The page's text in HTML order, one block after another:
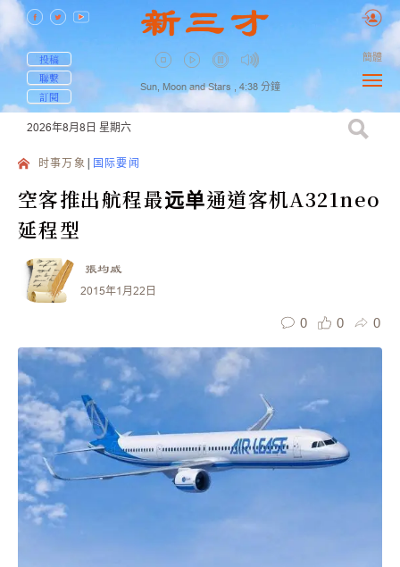
投稿
聯繫
訂閱
Sun, Moon and Stars , 4:38 分鐘
簡體
2026年8月8日 星期六
时事万象 国际要闻
空客推出航程最远单通道客机A321neo
延程型
張均威
2015年1月22日
0 0 0